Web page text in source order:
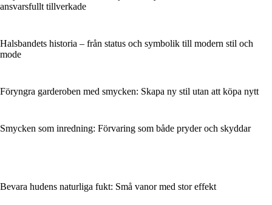
ansvarsfullt tillverkade
Halsbandets historia – från status och symbolik till modern stil och
mode
Föryngra garderoben med smycken: Skapa ny stil utan att köpa nytt
Smycken som inredning: Förvaring som både pryder och skyddar
Bevara hudens naturliga fukt: Små vanor med stor effekt